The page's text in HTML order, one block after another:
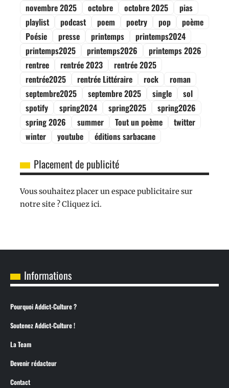
novembre 2025
octobre octobre 2025
pias
playlist
podcast poem poetry pop
poème
Poésie
presse printemps
printemps2024
printemps2025
printemps2026
printemps 2026
rentree
rentrée 2023
rentrée 2025
rentrée2025
rentrée Littéraire rock
roman
septembre2025
septembre 2025 single
sol
spotify
spring2024 spring2025
spring2026
spring 2026
summer Tout un poème
twitter
winter
youtube éditions sarbacane
Placement de publicité
Vous souhaitez placer un espace publicitaire sur
notre site ? Cliquez ici.
Informations
Pourquoi Addict-Culture ?
Soutenez Addict-Culture !
La Team
Devenir rédacteur
Contact